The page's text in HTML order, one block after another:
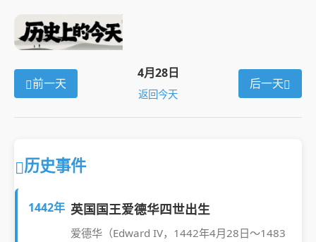
前一天
4月28日
返回今天
后一天
历史事件
1442年 英国国王爱德华四世出生
爱德华（Edward IV，1442年4月28日～1483